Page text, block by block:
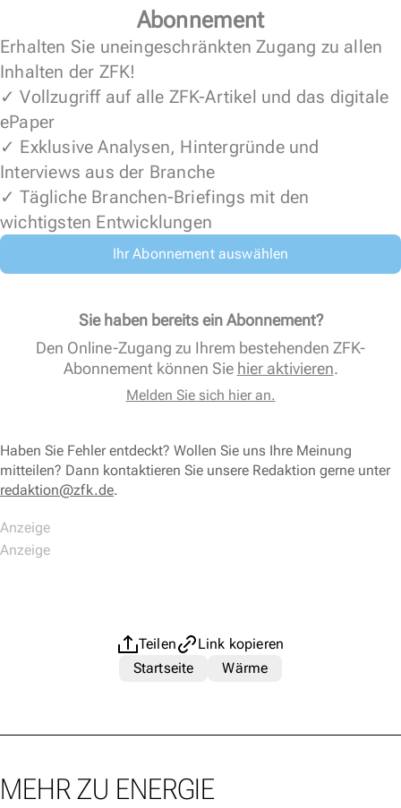
Abonnement
Erhalten Sie uneingeschränkten Zugang zu allen
Inhalten der ZFK!
✓ Vollzugriff auf alle ZFK-Artikel und das digitale
ePaper
✓ Exklusive Analysen, Hintergründe und
Interviews aus der Branche
✓ Tägliche Branchen-Briefings mit den
wichtigsten Entwicklungen
Ihr Abonnement auswählen
Sie haben bereits ein Abonnement?
Den Online-Zugang zu Ihrem bestehenden ZFK-
Abonnement können Sie hier aktivieren.
Melden Sie sich hier an.
Haben Sie Fehler entdeckt? Wollen Sie uns Ihre Meinung
mitteilen? Dann kontaktieren Sie unsere Redaktion gerne unter
redaktion@zfk.de.
Teilen
Link kopieren
Startseite
Wärme
MEHR ZU ENERGIE